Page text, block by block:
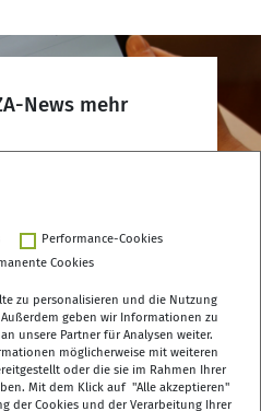
News mehr
(DZA)
2
Performance-Cookies
Cookies
zu personalisieren und die Nutzung
geben wir Informationen zu
unsere Partner für Analysen weiter.
möglicherweise mit weiteren
oder die sie im Rahmen Ihrer
Mit dem Klick auf "Alle akzeptieren"
der Cookies und der Verarbeitung Ihrer